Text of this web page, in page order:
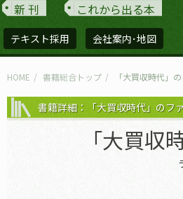
新 刊 これから出る本
テキスト採用 会社案内･地図
HOME 書籍総合トップ 「大買収時代」
書籍詳細：「大買収時代」のフ
「大買収